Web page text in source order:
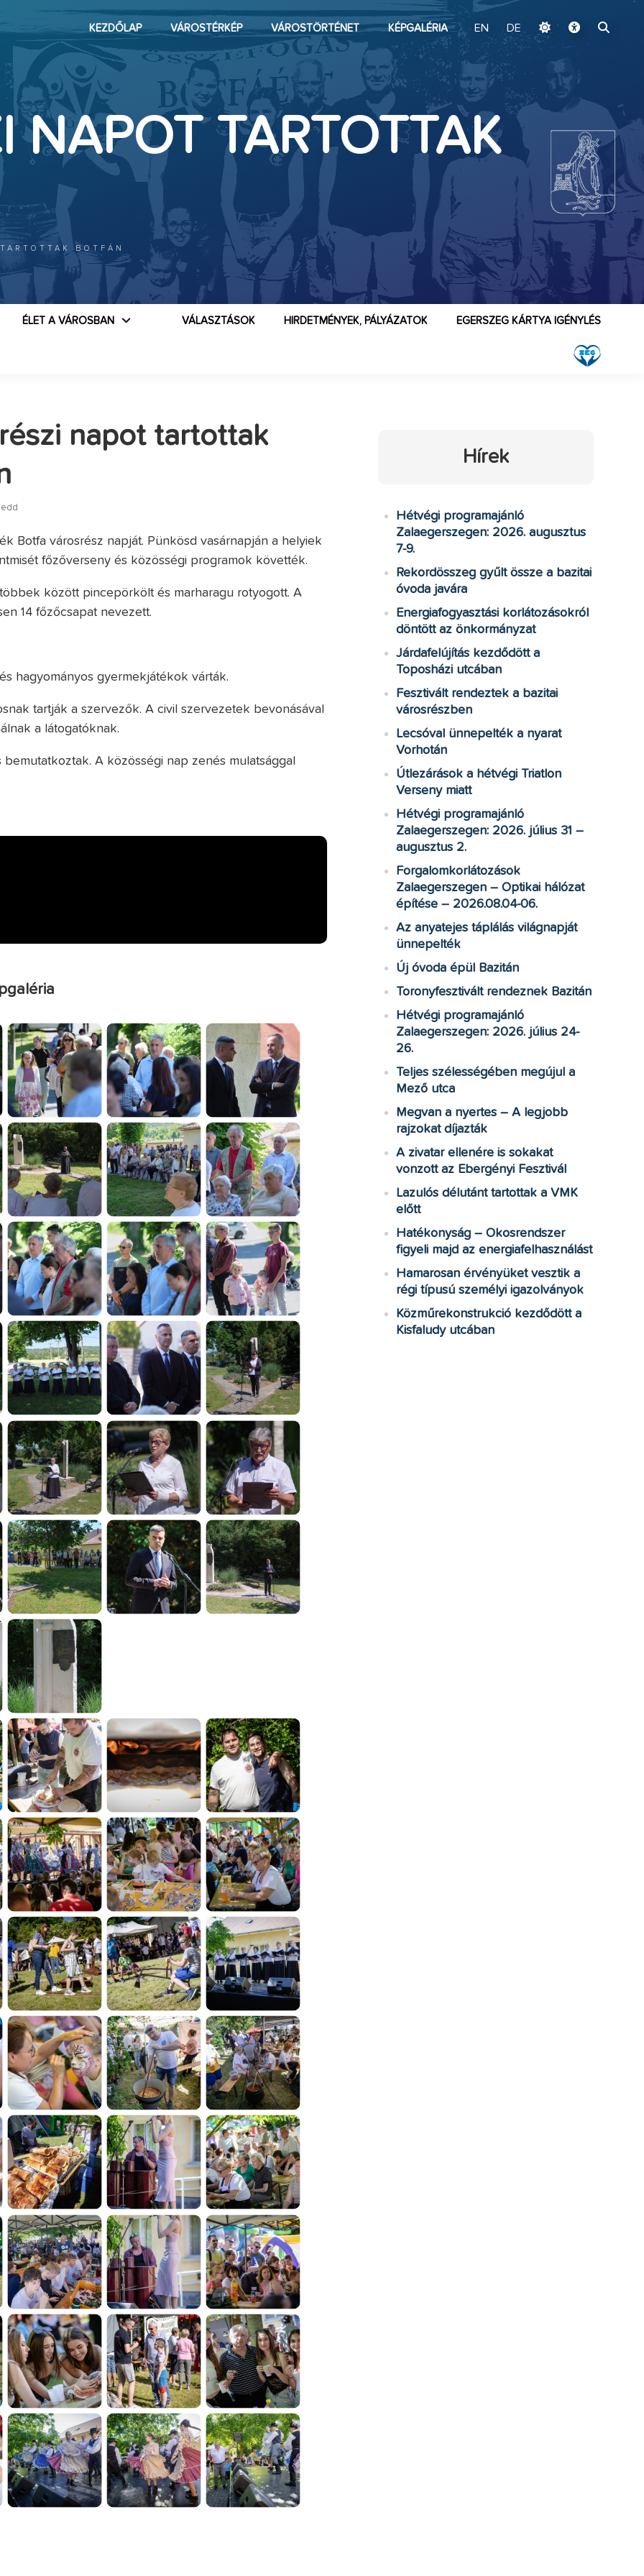
KEZDŐLAP VÁROSTÉRKÉP VÁROSTÖRTÉNET KÉPGALÉRIA EN DE
NAPOT TARTOTTAK
BOTFÁN
ÉLET A VÁROSBAN EGERSZEG KÁRTYA IGÉNYLÉS
HIRDETMÉNYEK, PÁLYÁZATOK
VÁLASZTÁSOK
napot tartottak
Botfa városrész napját. Pünkösd vasárnapján a helyiek
főzőverseny és közösségi programok követték.
között pincepörkölt és marharagu rotyogott. A
14 főzőcsapat nevezett.
hagyományos gyermekjátékok várták.
tartják a szervezők. A civil szervezetek bevonásával
a látogatóknak.
A közösségi nap zenés mulatsággal
Hírek
Hétvégi programajánló
Zalaegerszegen: 2026. augusztus
7-9.
Rekordösszeg gyűlt össze a bazitai
óvoda javára
Energiafogyasztási korlátozásokról
döntött az önkormányzat
Járdafelújítás kezdődött a
Toposházi utcában
Fesztivált rendeztek a bazitai
városrészben
Lecsóval ünnepelték a nyarat
Vorhotán
Útlezárások a hétvégi Triatlon
Verseny miatt
Hétvégi programajánló
Zalaegerszegen: 2026. július 31 –
augusztus 2.
Forgalomkorlátozások
Zalaegerszegen – Optikai hálózat
építése – 2026.08.04-06.
Az anyatejes táplálás világnapját
ünnepelték
Új óvoda épül Bazitán
Toronyfesztivált rendeznek Bazitán
Hétvégi programajánló
Zalaegerszegen: 2026. július 24-
26.
Teljes szélességében megújul a
Mező utca
Megvan a nyertes – A legjobb
rajzokat díjazták
A zivatar ellenére is sokakat
vonzott az Ebergényi Fesztivál
Lazulós délutánt tartottak a VMK
előtt
Hatékonyság – Okosrendszer
figyeli majd az energiafelhasználást
Hamarosan érvényüket vesztik a
régi típusú személyi igazolványok
Közműrekonstrukció kezdődött a
Kisfaludy utcában